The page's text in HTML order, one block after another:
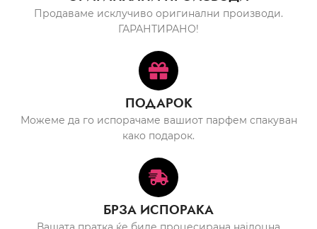
Продаваме исклучиво оригинални производи.
ГАРАНТИРАНО!
ПОДАРОК
Можеме да го испорачаме вашиот парфем спакуван
како подарок.
БРЗА ИСПОРАКА